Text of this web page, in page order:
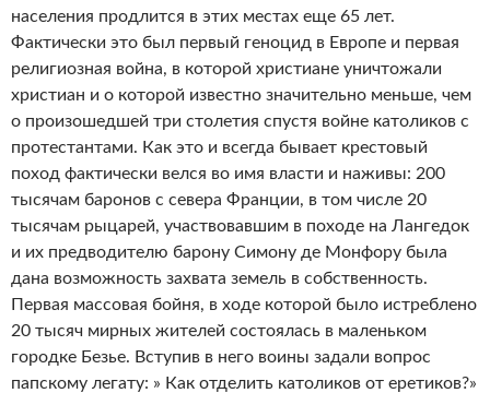
населения продлится в этих местах еще 65 лет.
Фактически это был первый геноцид в Европе и первая
религиозная война, в которой христиане уничтожали
христиан и о которой известно значительно меньше, чем
о произошедшей три столетия спустя войне католиков с
протестантами. Как это и всегда бывает крестовый
поход фактически велся во имя власти и наживы: 200
тысячам баронов с севера Франции, в том числе 20
тысячам рыцарей, участвовавшим в походе на Лангедок
и их предводителю барону Симону де Монфору была
дана возможность захвата земель в собственность.
Первая массовая бойня, в ходе которой было истреблено
20 тысяч мирных жителей состоялась в маленьком
городке Безье. Вступив в него воины задали вопрос
папскому легату: » Как отделить католиков от еретиков?»